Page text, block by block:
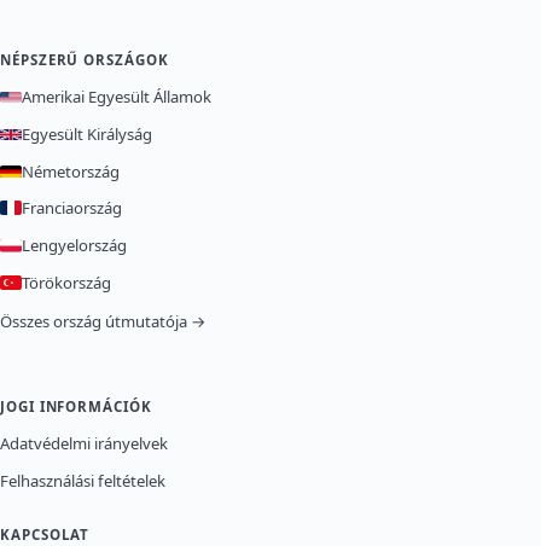
NÉPSZERŰ ORSZÁGOK
Amerikai Egyesült Államok
Egyesült Királyság
Németország
Franciaország
Lengyelország
Törökország
Összes ország útmutatója →
JOGI INFORMÁCIÓK
Adatvédelmi irányelvek
Felhasználási feltételek
KAPCSOLAT